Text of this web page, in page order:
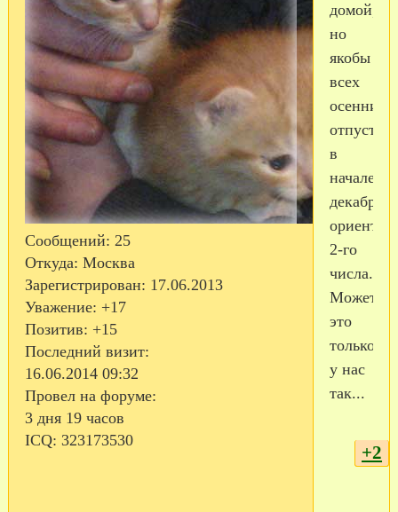
Сообщений: 25
Откуда: Москва
Зарегистрирован: 17.06.2013
Уважение: +17
Позитив: +15
Последний визит:
16.06.2014 09:32
Провел на форуме:
3 дня 19 часов
ICQ: 323173530
домой,
но
якобы
всех
отпустят
в
начале
декабря,
2-го
числа.
Может
это
только
у нас
так...
+2